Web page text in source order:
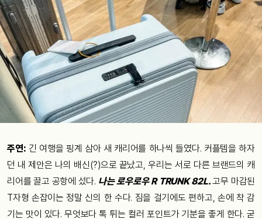
주연: 긴 여행을 핑계 삼아 새 캐리어를 하나씩 들였다. 커플템을 하자
던 내 제안은 나의 배신(?)으로 끝났고, 우리는 서로 다른 브랜드의 캐
리어를 끌고 공항에 섰다. 나는 로우로우 R TRUNK 82L.고무 마감된
T자형 손잡이는 정말 신의 한 수다. 짐을 걸기에도 편하고, 손에 착 감
기는 맛이 있다. 무엇보다 톡 튀는 컬러 포인트가 기분을 좋게 한다. 굳